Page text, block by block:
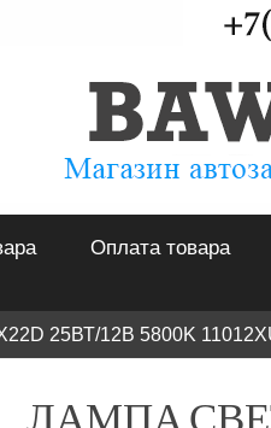
Оплата товара
25ВТ/12В 5800K